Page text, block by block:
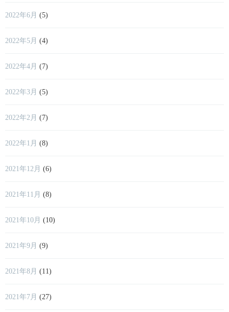
2022年6月 (5)
2022年5月 (4)
2022年4月 (7)
2022年3月 (5)
2022年2月 (7)
2022年1月 (8)
2021年12月 (6)
2021年11月 (8)
2021年10月 (10)
2021年9月 (9)
2021年8月 (11)
2021年7月 (27)